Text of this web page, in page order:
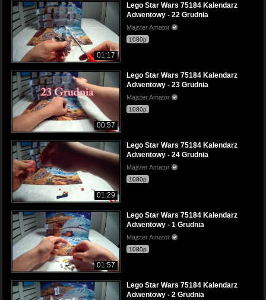
01:17
Lego Star Wars 75184 Kalendarz
Adwentowy - 22 Grudnia
Majster Amator
1080p
00:57
Lego Star Wars 75184 Kalendarz
Adwentowy - 23 Grudnia
Majster Amator
1080p
01:29
Lego Star Wars 75184 Kalendarz
Adwentowy - 24 Grudnia
Majster Amator
1080p
01:57
Lego Star Wars 75184 Kalendarz
Adwentowy - 1 Grudnia
Majster Amator
1080p
Lego Star Wars 75184 Kalendarz
Adwentowy - 2 Grudnia